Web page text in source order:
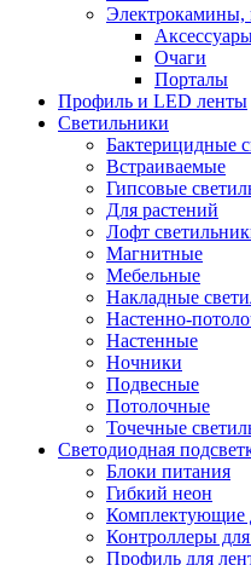
Электрокамины,
Очаги
Порталы
Профиль и LED ленты
Светильники
Бактерицидные
Встраиваемые
Гипсовые
Для растений
Лофт
Магнитные
Мебельные
Накладные
Настенно-
Настенные
Ночники
Подвесные
Потолочные
Точечные
Светодиодная
Блоки питания
Гибкий неон
Комплектующие
Контроллеры
Профиль для